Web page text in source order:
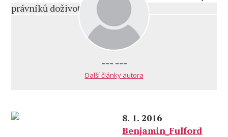
--- ---
Další články autora
8. 1. 2016
Benjamin_Fulford